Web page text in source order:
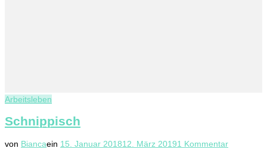
Arbeitsleben
Schnippisch
von Biancaein 15. Januar 201812. März 20191 Kommentarzu